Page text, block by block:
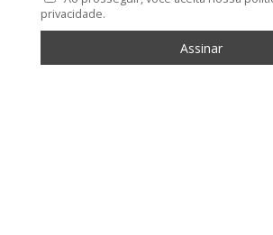
privacidade.